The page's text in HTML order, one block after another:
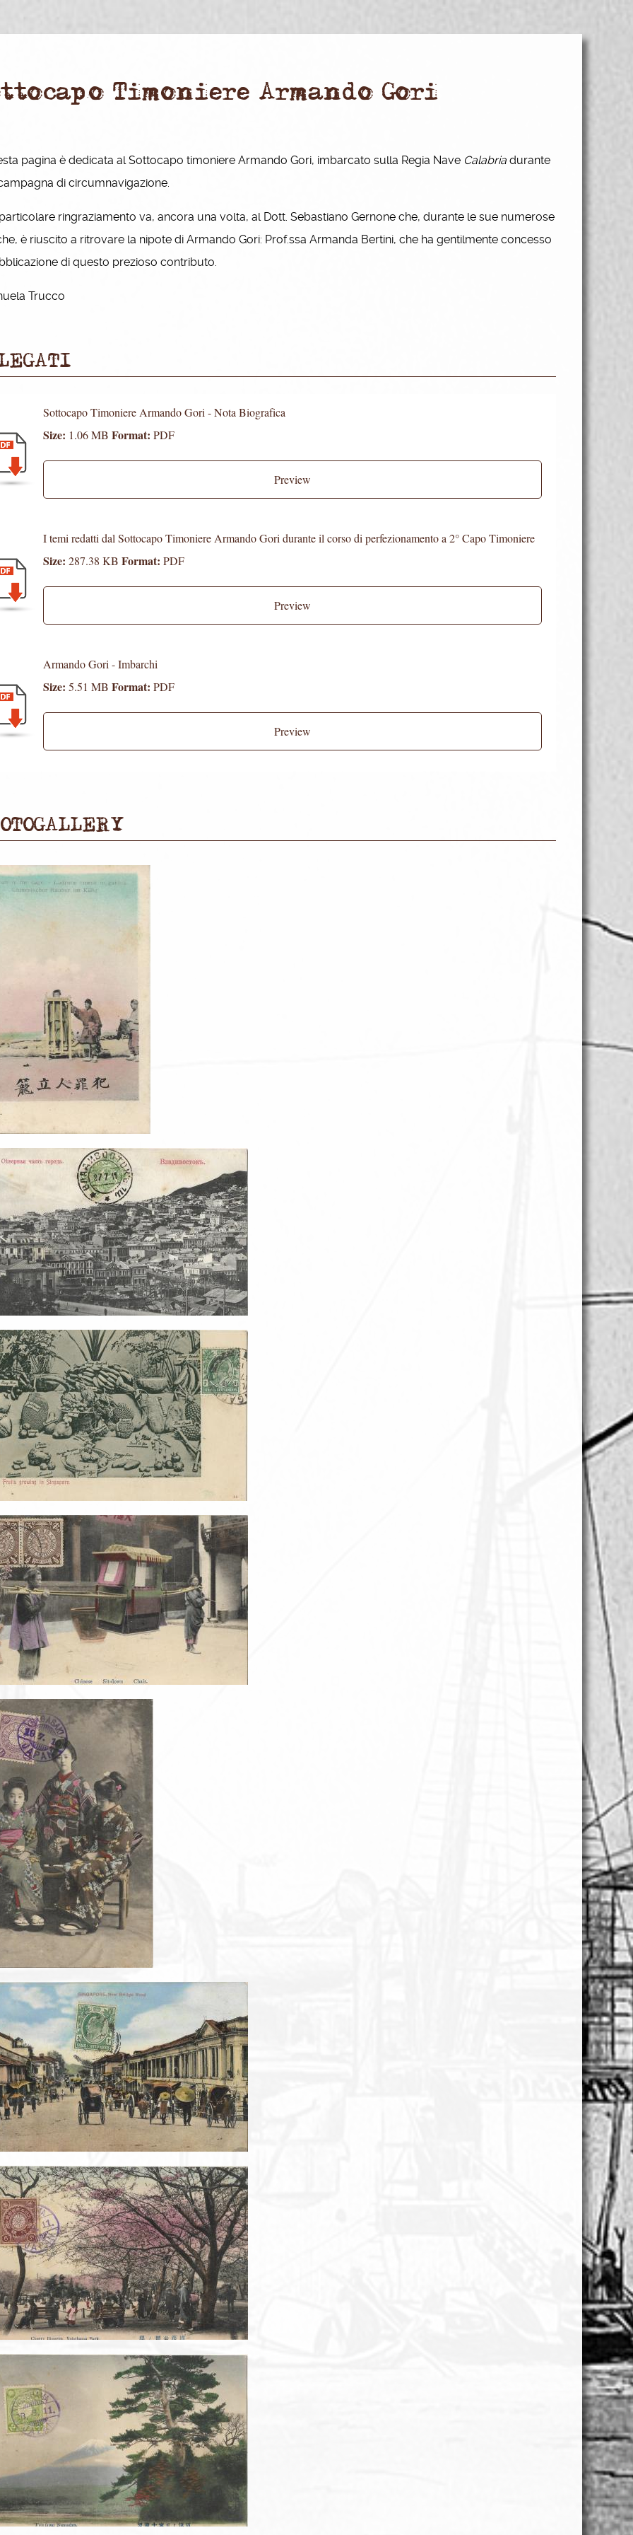
Timoniere Armando Gori
pagina è dedicata al Sottocapo timoniere Armando Gori, imbarcato sulla Regia Nave Calabria durante
di circumnavigazione.
ringraziamento va, ancora una volta, al Dott. Sebastiano Gernone che, durante le sue numerose
è riuscito a ritrovare la nipote di Armando Gori: Prof.ssa Armanda Bertini, che ha gentilmente concesso
di questo prezioso contributo.
Trucco
Sottocapo Timoniere Armando Gori - Nota Biografica
Size: 1.06 MB Format: PDF
Preview
I temi redatti dal Sottocapo Timoniere Armando Gori durante il corso di perfezionamento a 2° Capo Timoniere
Size: 287.38 KB Format: PDF
Preview
Armando Gori - Imbarchi
Size: 5.51 MB Format: PDF
Preview